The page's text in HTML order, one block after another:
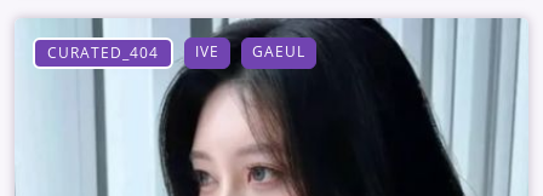
CURATED_404 IVE GAEUL